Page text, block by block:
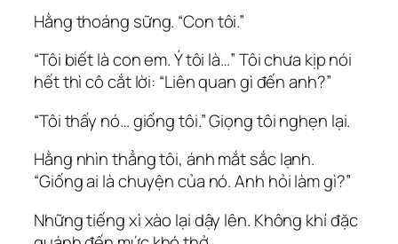
Hằng thoáng sững. “Con tôi.”
“Tôi biết là con em. Ý tôi là…” Tôi chưa kịp nói
hết thì cô cắt lời: “Liên quan gì đến anh?”
“Tôi thấy nó… giống tôi.” Giọng tôi nghẹn lại.
Hằng nhìn thẳng tôi, ánh mắt sắc lạnh.
“Giống ai là chuyện của nó. Anh hỏi làm gì?”
Những tiếng xì xào lại dậy lên. Không khí đặc